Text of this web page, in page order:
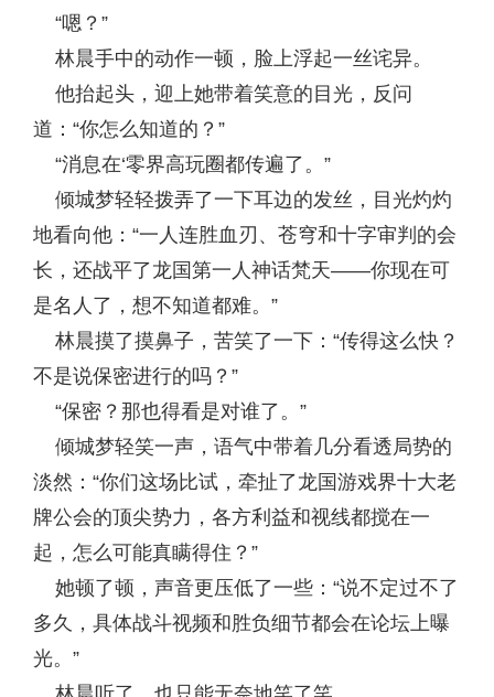
“嗯？”
林晨手中的动作一顿，脸上浮起一丝诧异。
他抬起头，迎上她带着笑意的目光，反问
道：“你怎么知道的？”
“消息在‘零界高玩圈都传遍了。”
倾城梦轻轻拨弄了一下耳边的发丝，目光灼灼
地看向他：“一人连胜血刃、苍穹和十字审判的会
长，还战平了龙国第一人神话梵天——你现在可
是名人了，想不知道都难。”
林晨摸了摸鼻子，苦笑了一下：“传得这么快？
不是说保密进行的吗？”
“保密？那也得看是对谁了。”
倾城梦轻笑一声，语气中带着几分看透局势的
淡然：“你们这场比试，牵扯了龙国游戏界十大老
牌公会的顶尖势力，各方利益和视线都搅在一
起，怎么可能真瞒得住？”
她顿了顿，声音更压低了一些：“说不定过不了
多久，具体战斗视频和胜负细节都会在论坛上曝
光。”